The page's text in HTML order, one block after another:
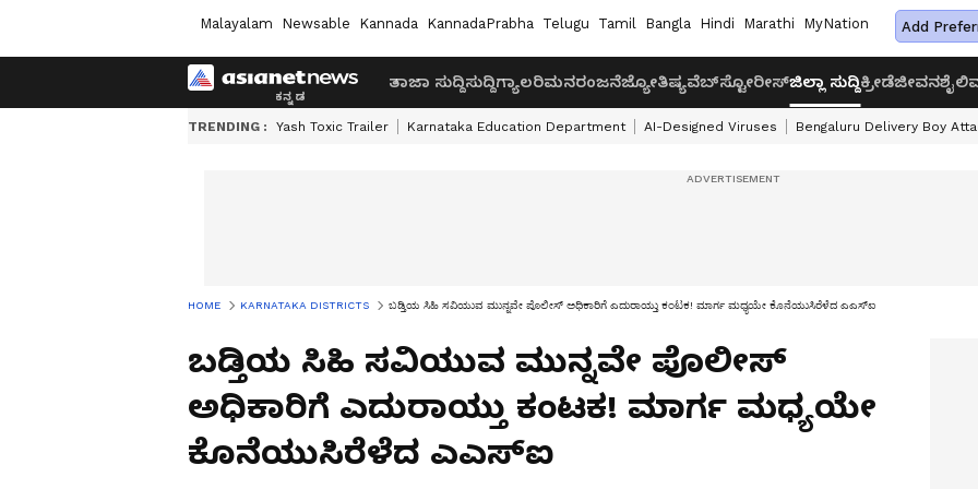
Malayalam Newsable Kannada KannadaPrabha Telugu Tamil Bangla Hindi Marathi MyNation Add
ತಾಜಾ ಸುದ್ದಿಸುದ್ದಿಗ್ಯಾಲರಿಮನರಂಜನೆಜ್ಯೋತಿಷ್ಯವೆಬ್‌ಸ್ಟೋರೀಸ್ಜಿಲ್ಲಾ ಸುದ್ದಿಕ್ರೀಡೆಜೀವನಶೈಲಿ
TRENDING : Yash Toxic Trailer Karnataka Education Department AI-Designed Viruses Bengaluru Delivery Boy
HOME KARNATAKA DISTRICTS ಬಡ್ತಿಯ ಸಿಹಿ ಸವಿಯುವ ಮುನ್ನವೇ ಪೊಲೀಸ್ ಅಧಿಕಾರಿಗೆ ಎದುರಾಯ್ತು ಕಂಟಕ! ಮಾರ್ಗ ಮಧ್ಯಯೇ ಕೊನೆಯುಸಿರೆಳೆದ ಎಎಸ್‌ಐ
ಬಡ್ತಿಯ ಸಿಹಿ ಸವಿಯುವ ಮುನ್ನವೇ ಪೊಲೀಸ್
ಅಧಿಕಾರಿಗೆ ಎದುರಾಯ್ತು ಕಂಟಕ! ಮಾರ್ಗ ಮಧ್ಯಯೇ
ಕೊನೆಯುಸಿರೆಳೆದ ಎಎಸ್‌ಐ